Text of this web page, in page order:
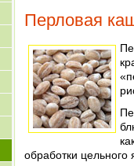
Перловая
обработки цельного